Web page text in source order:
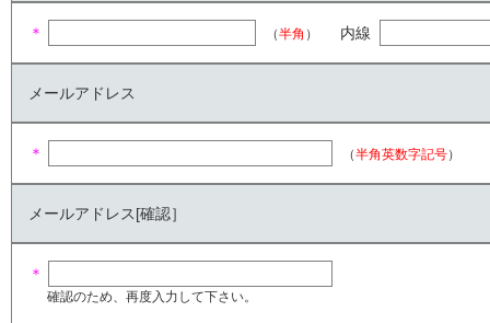
＊ （半角 ） 内線
メールアドレス
＊ （半角英数字記号）
メールアドレス[確認］
＊
確認のため、再度入力して下さい。